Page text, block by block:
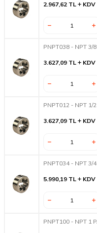
2.967,62 TL KDV
PNPT038 - NPT 3/
3.627,09 TL KDV
PNPT012 - NPT 1/
3.627,09 TL KDV
PNPT034 - NPT 3/
5.990,19 TL KDV
PNPT100 - NPT 1